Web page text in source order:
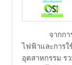
จากการตร
ไฟฟ้าและการใ
อุตสาหกรรม ร